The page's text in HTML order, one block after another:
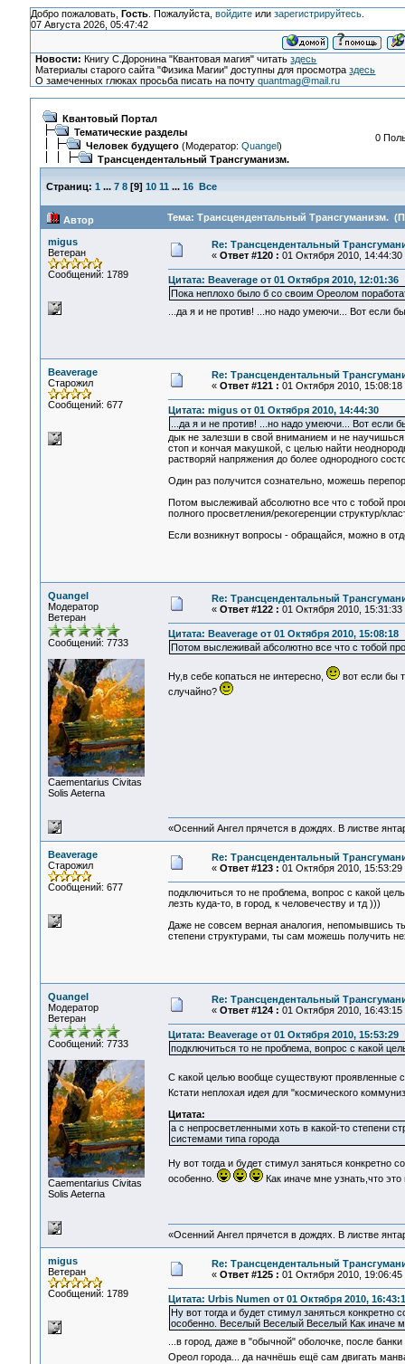
Добро пожаловать, Гость. Пожалуйста, войдитеили зарегистрируйтесь.
07 Августа 2026, 05:47:42
Новости: Книгу С.Доронина "Квантовая магия" читатьздесь
Материалы старого сайта "Физика Магии" доступны для просмотраздесь
О замеченных глюках просьба писать на почтуquantmag@mail.ru
Квантовый Портал
Тематические разделы
Человек будущего(Модератор: Quangel)
Трансцендентальный Трансгуманизм.
0
Страниц: 1 ... 7 8[9] 10 11 ... 16 Все
Автор Тема: Трансцендентальный Трансгуманизм.
migus
Ветеран
Сообщений: 1789
Re: Трансцендентальный
« Ответ #120 : 01 Октября 2010, 14:44:30
Цитата: Beaverage от 01 Октября 2010, 12:01:36
Пока неплохо было б со своим Ореолом
...да я и не против! ...но надо умеючи... Вот если
Beaverage
Старожил
Сообщений: 677
Re: Трансцендентальный
« Ответ #121 : 01 Октября 2010, 15:08:18
Цитата: migus от 01 Октября 2010, 14:44:30
...да я и не против! ...но надо умеючи... Вот если
дык не залезши в свой вниманием и не
стоп и кончая макушкой, с целью найти
растворяй напряжения до более однородного
Один раз получится сознательно, можешь
Потом выслеживай абсолютно все что с тобой
полного просветления/рекогеренции структур/
Если возникнут вопросы - обращайся, можно в
Quangel
Модератор
Ветеран
Сообщений: 7733
Сaementarius Civitas
Solis Aeterna
Re: Трансцендентальный
« Ответ #122 : 01 Октября 2010, 15:31:33
Цитата: Beaverage от 01 Октября 2010, 15:08:18
Потом выслеживай абсолютно все что с тобой
Ну,в себе копаться не интересно,
вот если бы
случайно?
«Осенний Ангел прячется в дождях. В листве
Beaverage
Старожил
Сообщений: 677
Re: Трансцендентальный
« Ответ #123 : 01 Октября 2010, 15:53:29
подключиться то не проблема, вопрос с какой
лезть куда-то, в город, к человечеству и тд )))
Даже не совсем верная аналогия, непомывшись
степени структурами, ты сам можешь получить
Quangel
Модератор
Ветеран
Сообщений: 7733
Сaementarius Civitas
Solis Aeterna
Re: Трансцендентальный
« Ответ #124 : 01 Октября 2010, 16:43:15
Цитата: Beaverage от 01 Октября 2010, 15:53:29
подключиться то не проблема, вопрос с какой
С какой целью вообще существуют проявленные
Кстати неплохая идея для "космического
Цитата:
а с непросветленными хоть в какой-то степени
системами типа города
Ну вот тогда и будет стимул заняться конкретно
особенно.
Как иначе мне узнать,что это
«Осенний Ангел прячется в дождях. В листве
migus
Ветеран
Сообщений: 1789
Re: Трансцендентальный
« Ответ #125 : 01 Октября 2010, 19:06:45
Цитата: Urbis Numen от 01 Октября 2010,
Ну вот тогда и будет стимул заняться конкретно
особенно. Веселый Веселый Веселый Как иначе
...в город, даже в "обычной" оболочке, после
Ореол города... да начнёшь ещё сам двигать